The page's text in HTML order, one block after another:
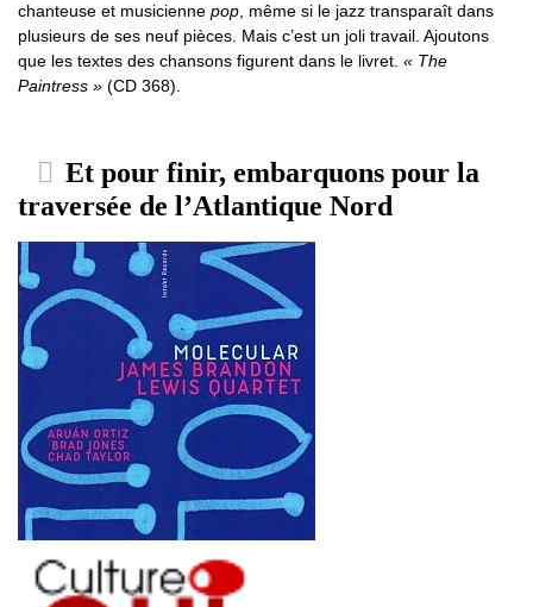
chanteuse et musicienne pop, même si le jazz transparaît dans
plusieurs de ses neuf pièces. Mais c’est un joli travail. Ajoutons
que les textes des chansons figurent dans le livret. « The
Paintress » (CD 368).
Et pour finir, embarquons pour la
traversée de l’Atlantique Nord